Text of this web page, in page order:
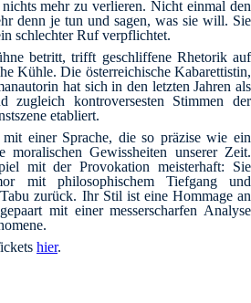
mehr zu verlieren. Nicht einmal den
denn je tun und sagen, was sie will. Sie
schlechter Ruf verpflichtet.
betritt, trifft geschliffene Rhetorik auf
Kühle. Die österreichische Kabarettistin,
hat sich in den letzten Jahren als
zugleich kontroversesten Stimmen der
etabliert.
einer Sprache, die so präzise wie ein
Gewissheiten unserer Zeit.
mit der Provokation meisterhaft: Sie
mit philosophischem Tiefgang und
zurück. Ihr Stil ist eine Hommage an
mit einer messerscharfen Analyse
hier.